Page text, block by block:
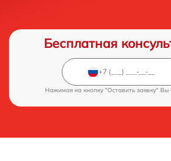
Бесплатная
Нажимая на кнопку "Оставить заявку" Вы